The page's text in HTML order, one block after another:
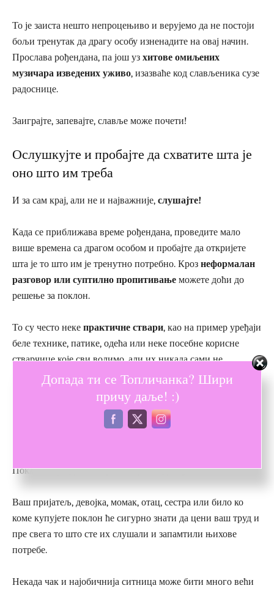
То је заиста нешто непроцењиво и верујемо да не постоји
бољи тренутак да драгу особу изненадите на овај начин.
Прослава рођендана, па још уз хитове омиљених
музичара изведених уживо, изазваће код слављеника сузе
радоснице.
Заиграјте, запевајте, славље може почети!
Ослушкујте и пробајте да схватите шта је
оно што им треба
И за сам крај, али не и најважније, слушајте!
Када се приближава време рођендана, проведите мало
више времена са драгом особом и пробајте да откријете
шта је то што им је тренутно потребно. Кроз неформалан
разговор или суптилно пропитивање можете доћи до
решење за поклон.
То су често неке практичне ствари, као на пример уређаји
беле технике, патике, одећа или неке посебне корисне
стварчице које сви волимо, али их никада сами не
купујемо.
Често су то лепо декорисани роковници, парферми, геџети,
купони за масажу, одлазак у спа, књиге и друге
Поклони су идеална прилика да их добијемо.
Ваш пријатељ, девојка, момак, отац, сестра или било ко
коме купујете поклон ће сигурно знати да цени ваш труд и
пре свега то што сте их слушали и запамтили њихове
потребе.
Некада чак и најобичнија ситница може бити много већи
Допада ти се Топличанка? Шири
причу даље! :)